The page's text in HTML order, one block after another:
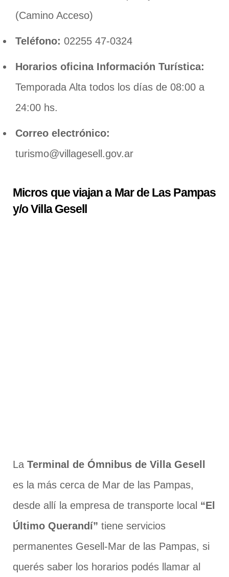
(Camino Acceso)
Teléfono: 02255 47-0324
Horarios oficina Información Turística:
Temporada Alta todos los días de 08:00 a
24:00 hs.
Correo electrónico:
turismo@villagesell.gov.ar
Micros que viajan a Mar de Las Pampas
y/o Villa Gesell
La Terminal de Ómnibus de Villa Gesell
es la más cerca de Mar de las Pampas,
desde allí la empresa de transporte local “El
Último Querandí” tiene servicios
permanentes Gesell-Mar de las Pampas, si
querés saber los horarios podés llamar al